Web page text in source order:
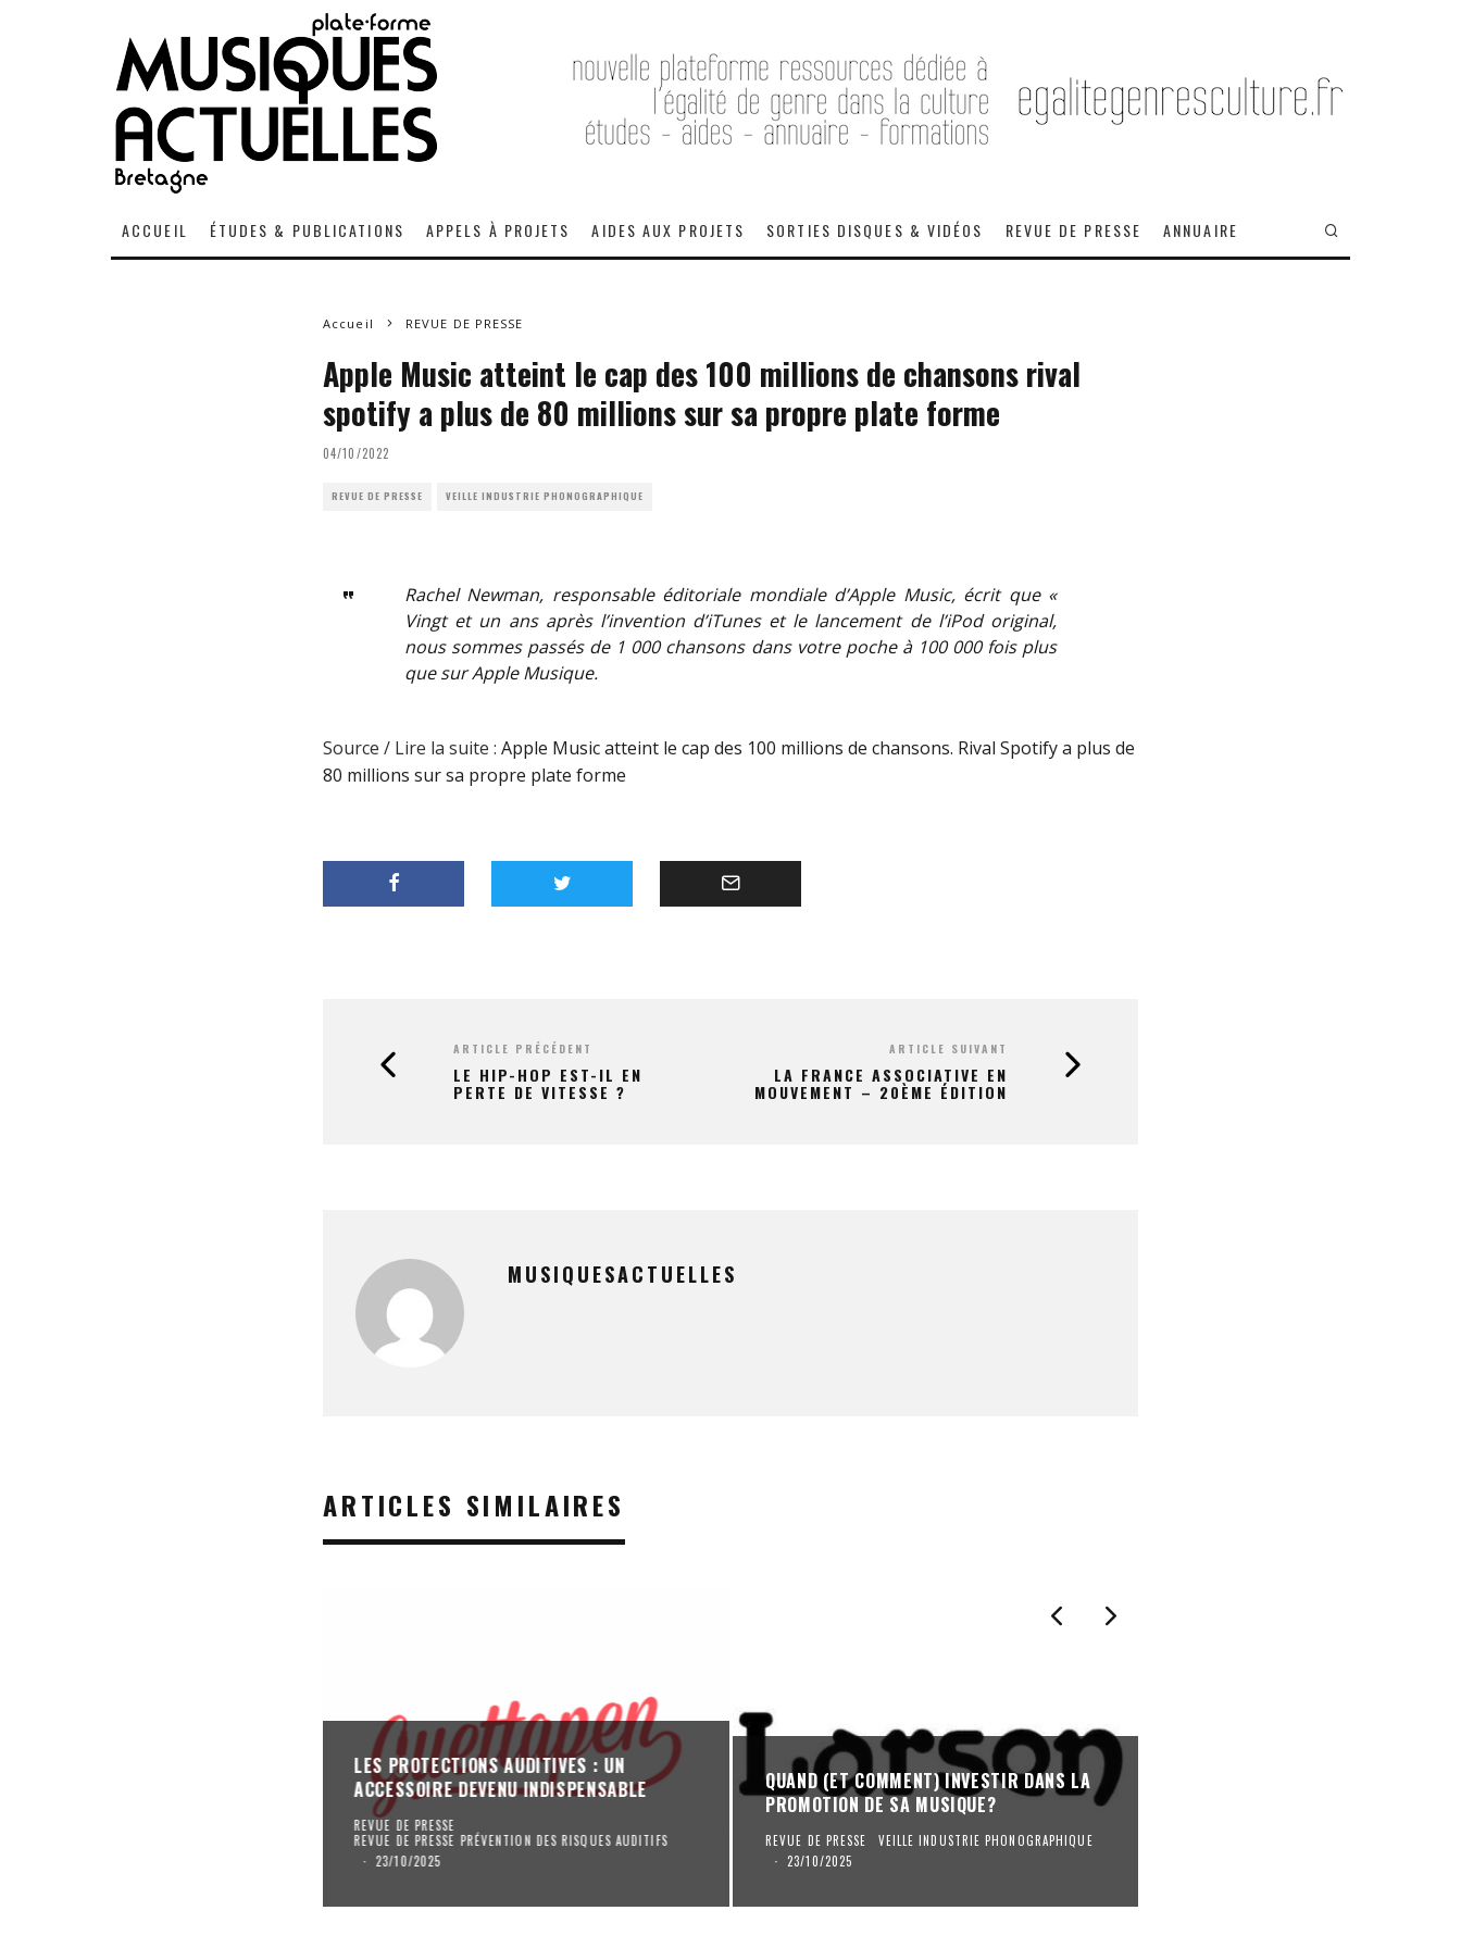
ACCUEIL ÉTUDES & PUBLICATIONS APPELS À PROJETS AIDES AUX PROJETS SORTIES DISQUES & VIDÉOS REVUE DE PRESSE ANNUAIRE
Accueil REVUE DE PRESSE
Apple Music atteint le cap des 100 millions de chansons rival
spotify a plus de 80 millions sur sa propre plate forme
04/10/2022
REVUE DE PRESSE VEILLE INDUSTRIE PHONOGRAPHIQUE
Rachel Newman, responsable éditoriale mondiale d’Apple Music, écrit que «
Vingt et un ans après l’invention d’iTunes et le lancement de l’iPod original,
nous sommes passés de 1 000 chansons dans votre poche à 100 000 fois plus
que sur Apple Musique.
Source / Lire la suite : Apple Music atteint le cap des 100 millions de chansons. Rival Spotify a plus de
80 millions sur sa propre plate forme
ARTICLE PRÉCÉDENT
LE HIP-HOP EST-IL EN
PERTE DE VITESSE ?
ARTICLE SUIVANT
LA FRANCE ASSOCIATIVE EN
MOUVEMENT – 20ÈME ÉDITION
MUSIQUESACTUELLES
ARTICLES SIMILAIRES
LES PROTECTIONS AUDITIVES : UN
ACCESSOIRE DEVENU INDISPENSABLE
REVUE DE PRESSE
REVUE DE PRESSE PRÉVENTION DES RISQUES AUDITIFS
· 23/10/2025
QUAND (ET COMMENT) INVESTIR DANS LA
PROMOTION DE SA MUSIQUE?
REVUE DE PRESSE
VEILLE INDUSTRIE PHONOGRAPHIQUE
·
23/10/2025